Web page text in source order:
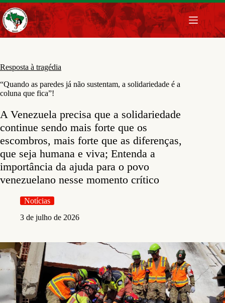
Pular
para
o
conteúdo
Resposta à tragédia
“Quando as paredes já não sustentam, a solidariedade é a
coluna que fica”!
A Venezuela precisa que a solidariedade
continue sendo mais forte que os
escombros, mais forte que as diferenças,
que seja humana e viva; Entenda a
importância da ajuda para o povo
venezuelano nesse momento crítico
Notícias
3 de julho de 2026